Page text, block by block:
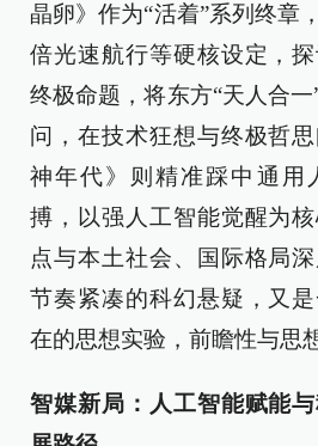
晶卵》作为“活着”系列终章
倍光速航行等硬核设定，
终极命题，将东方“天人合
问，在技术狂想与终极哲
神年代》则精准踩中通用
搏，以强人工智能觉醒为
点与本土社会、国际格局
节奏紧凑的科幻悬疑，又
在的思想实验，前瞻性与思
智媒新局：人工智能赋能